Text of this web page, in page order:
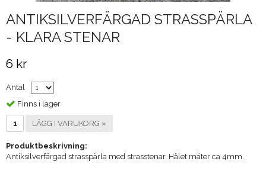
ANTIKSILVERFÄRGAD STRASSPÄRLA
- KLARA STENAR
6 kr
Antal
Finns i lager
LÄGG I VARUKORG »
Produktbeskrivning:
Antiksilverfärgad strasspärla med strasstenar. Hålet mäter ca 4mm.